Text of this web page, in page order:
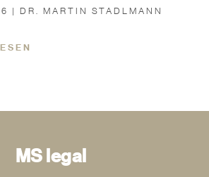
| DR. MARTIN STADLMANN
MS legal